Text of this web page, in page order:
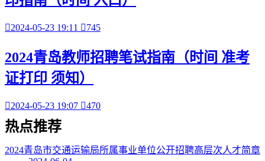
2024-05-23 19:11 745
2024青岛教师招聘笔试指南（时间 准考
证打印 须知）
2024-05-23 19:07 470
热点推荐
2024青岛市交通运输局所属事业单位公开招聘高层次人才简章